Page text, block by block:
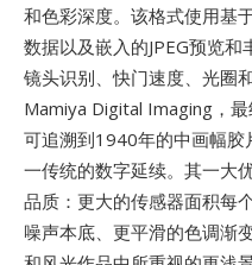
和色彩深度。该格式使用基
数据以及嵌入的JPEG预览
镜头识别、快门速度、光圈
Mamiya Digital Imaging，
可追溯到1940年的中画幅胶
一传统的数字延续。其一大
品质：更大的传感器面积每
噪声本底、更平滑的色调渐